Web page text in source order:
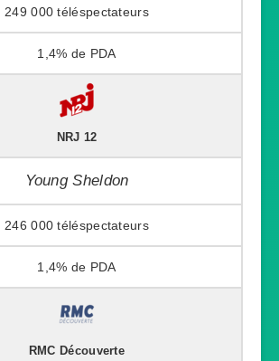
249 000
1,4%
NRJ 12
Young Sheldon
246 000
1,4%
RMC Découverte